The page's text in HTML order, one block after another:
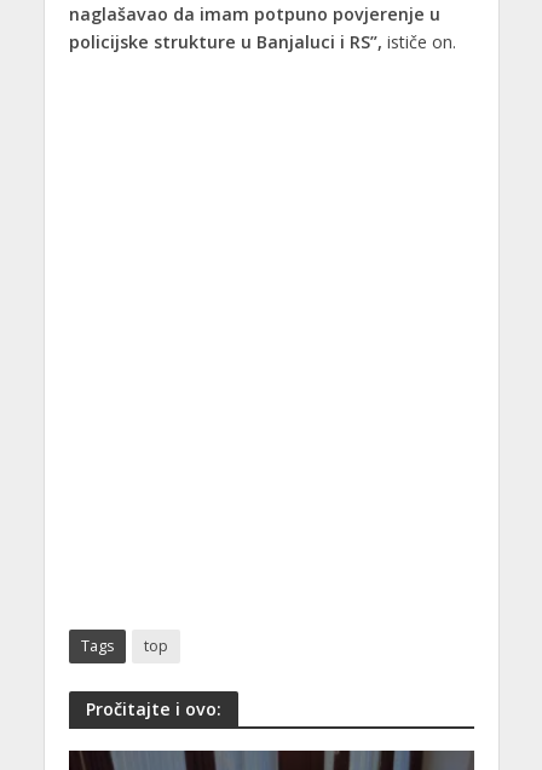
naglašavao da imam potpuno povjerenje u
policijske strukture u Banjaluci i RS”, ističe on.
Tags top
Pročitajte i ovo: